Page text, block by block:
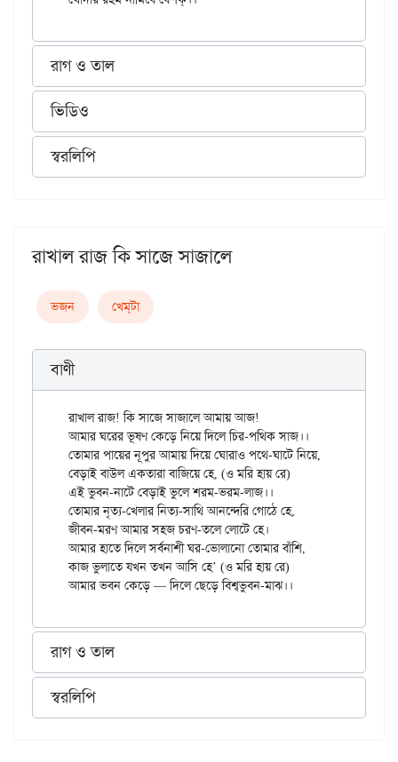
রাগ ও তাল
ভিডিও
স্বরলিপি
রাখাল রাজ কি সাজে সাজালে
ভজন খেম্‌টা
বাণী
রাখাল রাজ! কি সাজে সাজালে আমায় আজ!
আমার ঘরের ভূষণ কেড়ে নিয়ে দিলে চির-পথিক সাজ।।
তোমার পায়ের নূপুর আমায় দিয়ে ঘোরাও পথে-ঘাটে নিয়ে,
বেড়াই বাউল একতারা বাজিয়ে হে, (ও মরি হায় রে)
এই ভুবন-নাটে বেড়াই ভুলে শরম-ভরম-লাজ।।
তোমার নৃত্য-খেলার নিত্য-সাথি আনন্দেরি গোঠে হে,
জীবন-মরণ আমার সহজ চরণ-তলে লোটে হে।
আমার হাতে দিলে সর্বনাশী ঘর-ভোলানো তোমার বাঁশি,
কাজ ভুলাতে যখন তখন আসি হে’ (ও মরি হায় রে)
রাগ ও তাল
স্বরলিপি